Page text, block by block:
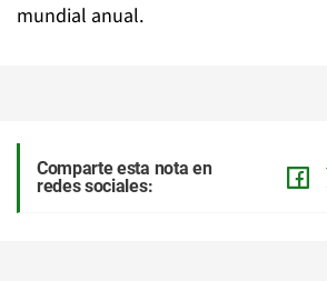
mundial anual.
Comparte esta nota en
redes sociales: